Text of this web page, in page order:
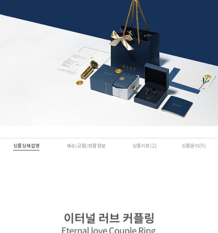
상품상세설명 배송/교환/반품정보 상품리뷰(2) 상품문의(9)